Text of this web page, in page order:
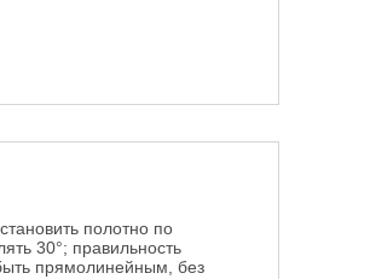
полотно по
30°; правильность
прямолинейным, без